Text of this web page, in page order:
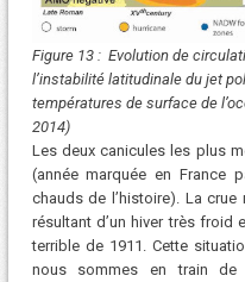
Figure 13 : Evolution de
l’instabilité latitudinale du jet
températures de surface de
2014)
Les deux canicules les plus
(année marquée en France
chauds de l’histoire). La crue
résultant d’un hiver très froid
terrible de 1911. Cette
nous sommes en train de